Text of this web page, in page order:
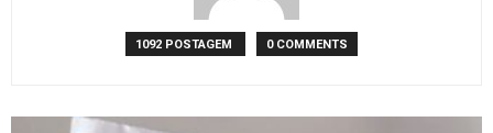
1092 POSTAGEM 0 COMMENTS